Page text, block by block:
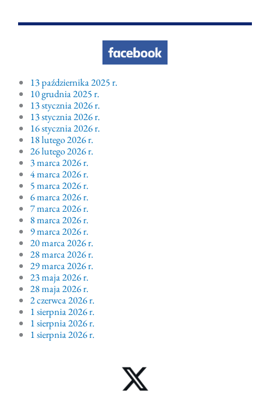
13 października 2025 r.
10 grudnia 2025 r.
13 stycznia 2026 r.
13 stycznia 2026 r.
16 stycznia 2026 r.
18 lutego 2026 r.
26 lutego 2026 r.
3 marca 2026 r.
4 marca 2026 r.
5 marca 2026 r.
6 marca 2026 r.
7 marca 2026 r.
8 marca 2026 r.
9 marca 2026 r.
20 marca 2026 r.
28 marca 2026 r.
29 marca 2026 r.
23 maja 2026 r.
28 maja 2026 r.
2 czerwca 2026 r.
1 sierpnia 2026 r.
1 sierpnia 2026 r.
1 sierpnia 2026 r.